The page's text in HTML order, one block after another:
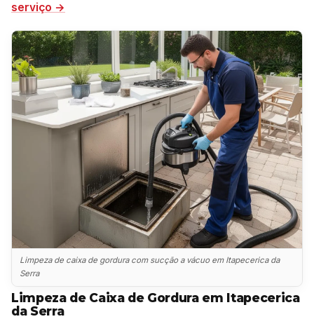
serviço →
Limpeza de caixa de gordura com sucção a vácuo em Itapecerica da
Serra
Limpeza de Caixa de Gordura em Itapecerica
da Serra